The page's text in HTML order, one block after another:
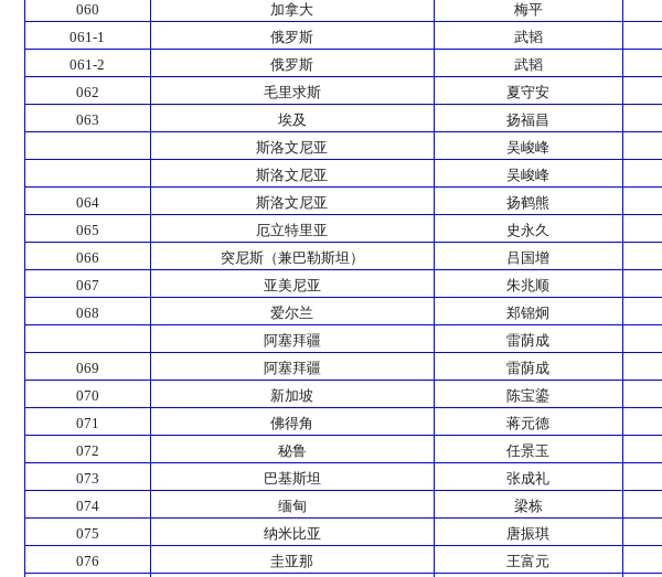
060
加拿大 梅平
061-1
俄罗斯 武韬
061-2
俄罗斯 武韬
062
毛里求斯 夏守安
063
埃及 扬福昌
斯洛文尼亚
吴峻峰
斯洛文尼亚
吴峻峰
064
斯洛文尼亚 扬鹤熊
065
厄立特里亚 史永久
066
突尼斯（兼巴勒斯坦） 吕国增
067
亚美尼亚 朱兆顺
068
爱尔兰 郑锦炯
阿塞拜疆
雷荫成
069
阿塞拜疆 雷荫成
070
新加坡 陈宝鎏
071
佛得角 蒋元德
072
秘鲁 任景玉
073
巴基斯坦 张成礼
074
缅甸 梁栋
075
纳米比亚 唐振琪
076
圭亚那 王富元